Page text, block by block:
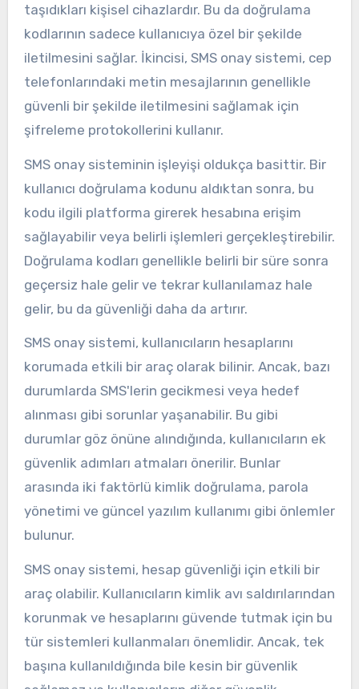
taşıdıkları kişisel cihazlardır. Bu da doğrulama
kodlarının sadece kullanıcıya özel bir şekilde
iletilmesini sağlar. İkincisi, SMS onay sistemi, cep
telefonlarındaki metin mesajlarının genellikle
güvenli bir şekilde iletilmesini sağlamak için
şifreleme protokollerini kullanır.
SMS onay sisteminin işleyişi oldukça basittir. Bir
kullanıcı doğrulama kodunu aldıktan sonra, bu
kodu ilgili platforma girerek hesabına erişim
sağlayabilir veya belirli işlemleri gerçekleştirebilir.
Doğrulama kodları genellikle belirli bir süre sonra
geçersiz hale gelir ve tekrar kullanılamaz hale
gelir, bu da güvenliği daha da artırır.
SMS onay sistemi, kullanıcıların hesaplarını
korumada etkili bir araç olarak bilinir. Ancak, bazı
durumlarda SMS'lerin gecikmesi veya hedef
alınması gibi sorunlar yaşanabilir. Bu gibi
durumlar göz önüne alındığında, kullanıcıların ek
güvenlik adımları atmaları önerilir. Bunlar
arasında iki faktörlü kimlik doğrulama, parola
yönetimi ve güncel yazılım kullanımı gibi önlemler
bulunur.
SMS onay sistemi, hesap güvenliği için etkili bir
araç olabilir. Kullanıcıların kimlik avı saldırılarından
korunmak ve hesaplarını güvende tutmak için bu
tür sistemleri kullanmaları önemlidir. Ancak, tek
başına kullanıldığında bile kesin bir güvenlik